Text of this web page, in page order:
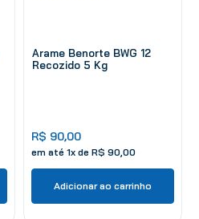
Arame Benorte BWG 12
Recozido 5 Kg
R$ 90,00
em até 1x de R$ 90 00
Adicionar ao carrinho